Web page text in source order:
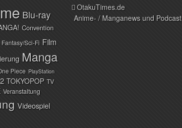
Blu-ray
Convention
Fantasy/Sci-Fi Film
Manga
Piece PlayStation
TOKYOPOP TV
Veranstaltung
Videospiel
OtakuTimes.de
Anime- / Manganews und Podcast